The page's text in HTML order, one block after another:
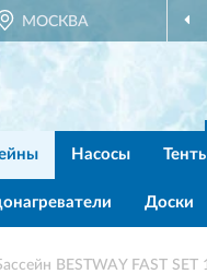
МОСКВА
ОФИЦИАЛЬНЫЙ
Насосы
Доски
BESTWAY FAST